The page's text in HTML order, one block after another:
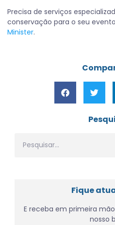
Fique
E receba em primeira
nosso
Precisa de serviços
conservação para o seu
Minister.